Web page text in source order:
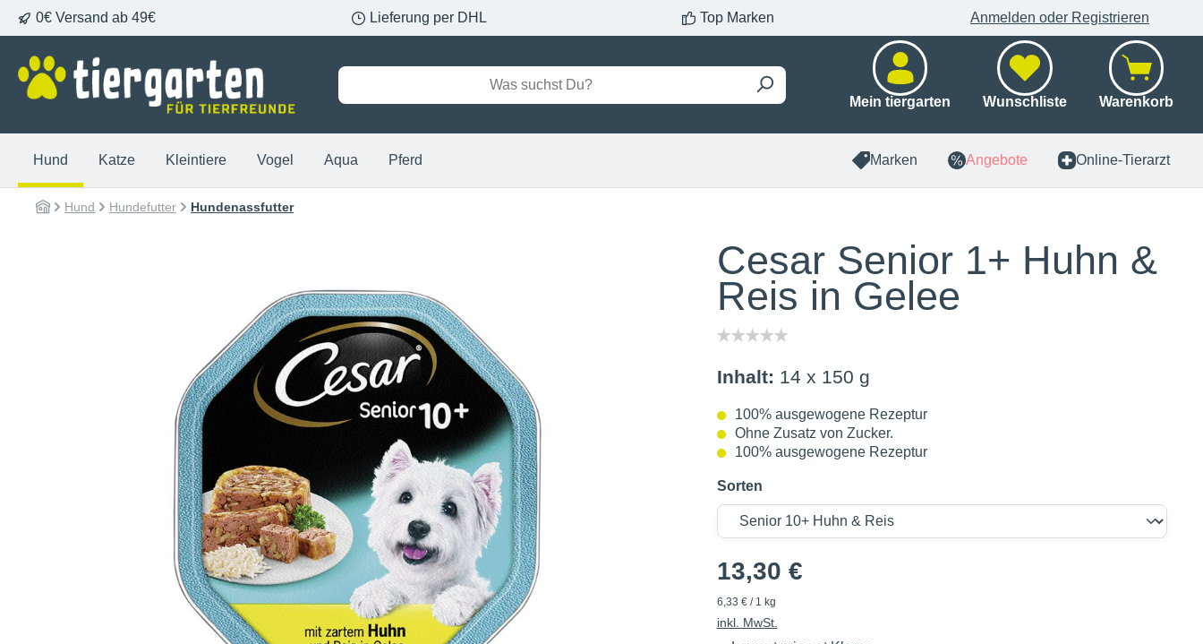
Zur Hauptnavigation springen
0€ Versand ab 49€ Lieferung per DHL Top Marken Anmelden oder Registrieren
Mein tiergarten Wunschliste Warenkorb
Hund Katze Kleintiere Vogel Aqua Pferd Marken Angebote Online-Tierarzt
Hund Hundefutter Hundenassfutter
Cesar Senior 1+ Huhn &
Reis in Gelee
Inhalt: 14 x 150 g
100% ausgewogene Rezeptur
Ohne Zusatz von Zucker.
100% ausgewogene Rezeptur
Sorten
13,30 €
6,33 € / 1 kg
inkl. MwSt.